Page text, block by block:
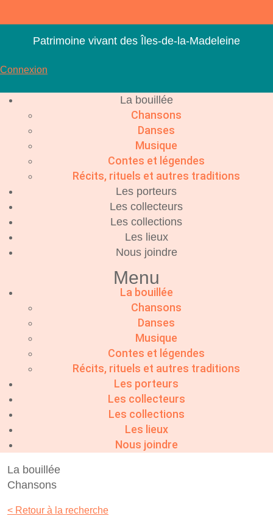
contenu
Patrimoine vivant des Îles-de-la-Madeleine
Connexion
La bouillée
Chansons
Danses
Musique
Contes et légendes
Récits, rituels et autres traditions
Les porteurs
Les collecteurs
Les collections
Les lieux
Nous joindre
Menu
La bouillée
Chansons
Danses
Musique
Contes et légendes
Récits, rituels et autres traditions
Les porteurs
Les collecteurs
Les collections
Les lieux
Nous joindre
La bouillée
Chansons
< Retour à la recherche